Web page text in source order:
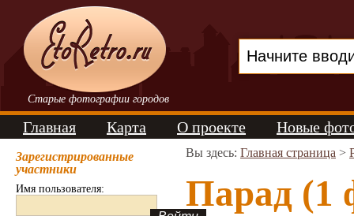
Старые фотографии городов
Главная Карта О проекте Новые
Зарегистрированные
участники
Имя пользователя:
Вы здесь: Главная страница >
Парад (1